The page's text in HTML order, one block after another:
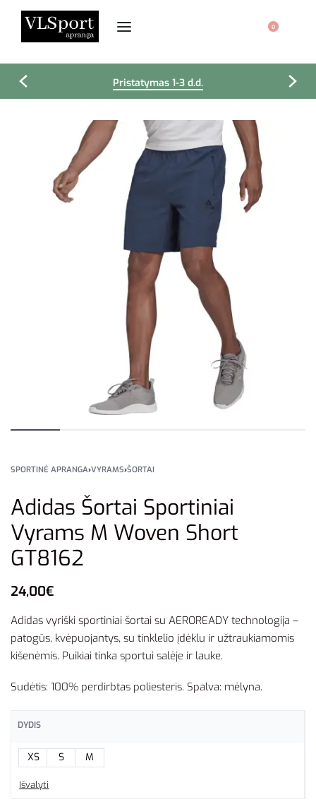
0
Pristatymas 1-3 d.d.
SPORTINĖ APRANGA›VYRAMS›ŠORTAI
Adidas Šortai Sportiniai
Vyrams M Woven Short
GT8162
24,00€
Adidas vyriški sportiniai šortai su AEROREADY technologija –
patogūs, kvėpuojantys, su tinklelio įdėklu ir užtraukiamomis
kišenėmis. Puikiai tinka sportui salėje ir lauke.
Sudėtis: 100% perdirbtas poliesteris. Spalva: mėlyna.
DYDIS
XS S M
Išvalyti